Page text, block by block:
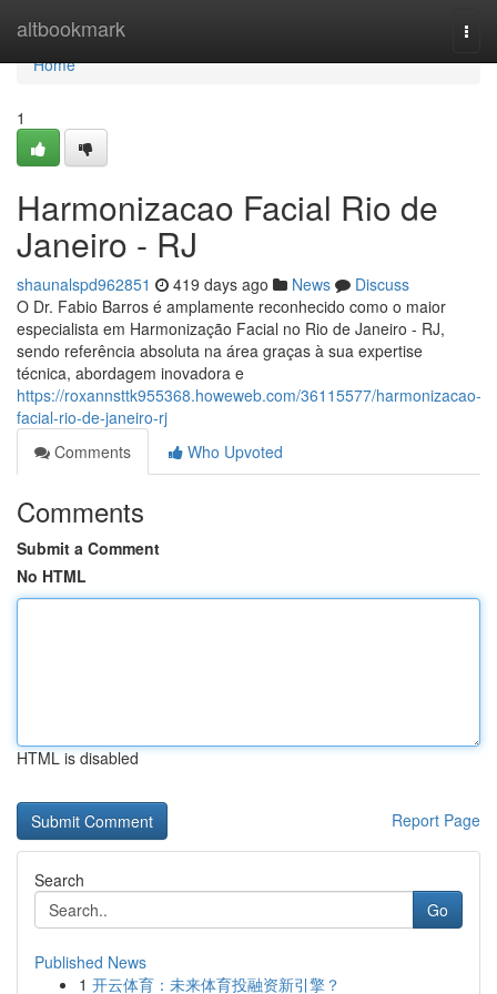
altbookmark
Home
Home
1
Harmonizacao Facial Rio de
Janeiro - RJ
shaunalspd962851 419 days ago News
Discuss
O Dr. Fabio Barros é amplamente reconhecido como o maior
especialista em Harmonização Facial no Rio de Janeiro - RJ,
sendo referência absoluta na área graças à sua expertise
técnica, abordagem inovadora e
https://roxannsttk955368.howeweb.com/36115577/harmonizacao-
facial-rio-de-janeiro-rj
Comments
Who Upvoted
Comments
Submit a Comment
No HTML
HTML is disabled
Report Page
Search
Go
Published News
1 开云体育：未来体育投融资新引擎？